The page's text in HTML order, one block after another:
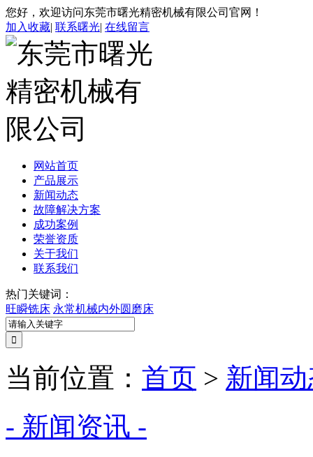
您好，欢迎访问东莞市曙光精密机械有限公司官网！
加入收藏| 联系曙光| 在线留言
网站首页
产品展示
新闻动态
故障解决方案
成功案例
荣誉资质
关于我们
联系我们
热门关键词：
旺瞬铣床 永常机械内外圆磨床
当前位置： 首页 > 新闻
- 新闻资讯 -